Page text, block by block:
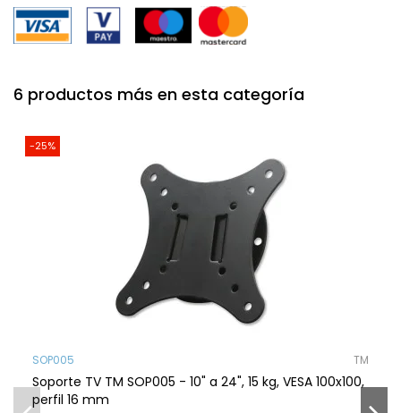
6 productos más en esta categoría
-25%
SOP005 TM
Soporte TV TM SOP005 - 10" a 24", 15 kg, VESA 100x100,
perfil 16 mm